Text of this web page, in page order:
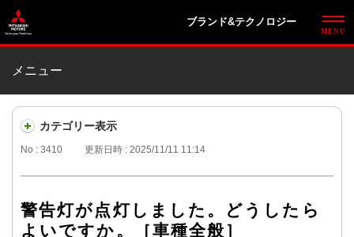
ブランド&テクノロジー
メニュー
カテゴリー表示
No : 3410 更新日時 : 2025/11/11 11:14
警告灯が点灯しました。どうしたら
よいですか。［車種全般］